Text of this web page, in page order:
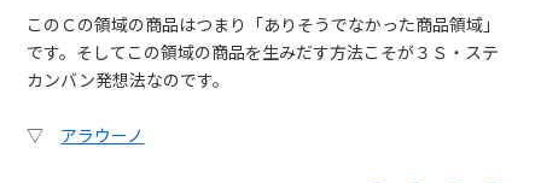
このＣの領域の商品はつまり「ありそうでなかった商品領域」
です。そしてこの領域の商品を生みだす方法こそが３Ｓ・ステ
カンバン発想法なのです。
▽ アラウーノ